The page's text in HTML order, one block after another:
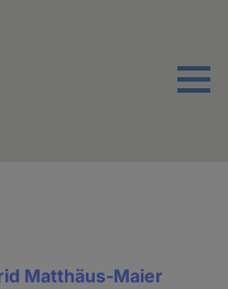
Menu
Matthäus-Maier